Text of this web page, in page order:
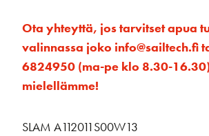
Ota yhteyttä, jos tarvitset apua
valinnassa joko info@sailtech.fi
6824950 (ma-pe klo 8.30-
mielellämme!
SLAM A112011S00W13